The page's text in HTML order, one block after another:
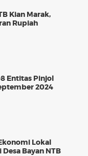
Kian Marak,
Rupiah
Entitas Pinjol
2024
Lokal
Bayan NTB